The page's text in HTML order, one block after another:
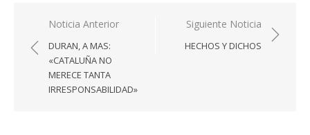
Navegación
de
entradas
Noticia Anterior
DURAN, A MAS:
«CATALUÑA NO
MERECE TANTA
IRRESPONSABILIDAD»
Siguiente Noticia
HECHOS Y DICHOS